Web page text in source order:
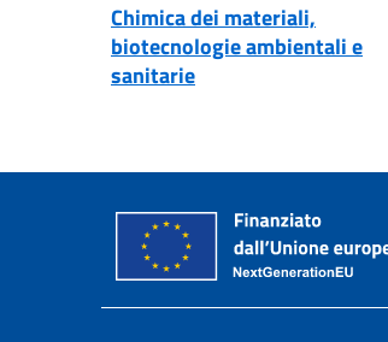
Chimica dei materiali,
biotecnologie ambientali e
sanitarie